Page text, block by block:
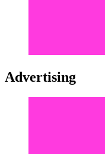
Advertising